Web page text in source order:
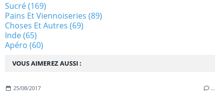
VOUS AIMEREZ AUSSI :
25/08/2017 …
Sucré(169)
Pains Et Viennoiseries (89)
Choses Et Autres (69)
Inde(65)
Apéro (60)